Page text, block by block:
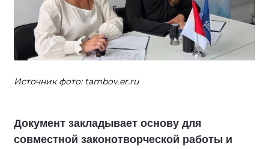
Источник фото: tambov.er.ru
Документ закладывает основу для
совместной законотворческой работы и